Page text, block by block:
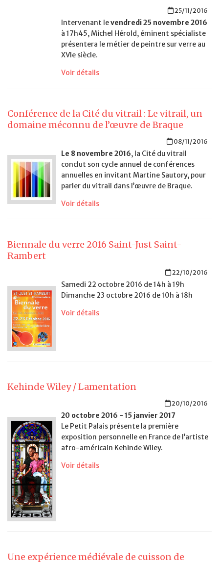
25/11/2016
Intervenant levendredi 25 novembre 2016
à 17h45, Michel Hérold, éminent spécialiste
présentera le métier de peintre sur verre au
XVIe siècle.
Voir détails
Conférence de la Cité du vitrail : Le vitrail, un
domaine méconnu de l’œuvre de Braque
08/11/2016
Le 8 novembre 2016, la Cité du vitrail
conclut son cycle annuel de conférences
annuelles en invitant Martine Sautory, pour
parler du vitrail dans l’œuvre de Braque.
Voir détails
Biennale du verre 2016 Saint-Just Saint-
Rambert
22/10/2016
Samedi 22 octobre 2016 de 14h à 19h
Dimanche 23 octobre 2016 de 10h à 18h
Voir détails
Kehinde Wiley / Lamentation
20/10/2016
20 octobre 2016 - 15 janvier 2017
Le Petit Palais présente la première
exposition personnelle en France de l’artiste
afro-américain Kehinde Wiley.
Voir détails
Une expérience médiévale de cuisson de